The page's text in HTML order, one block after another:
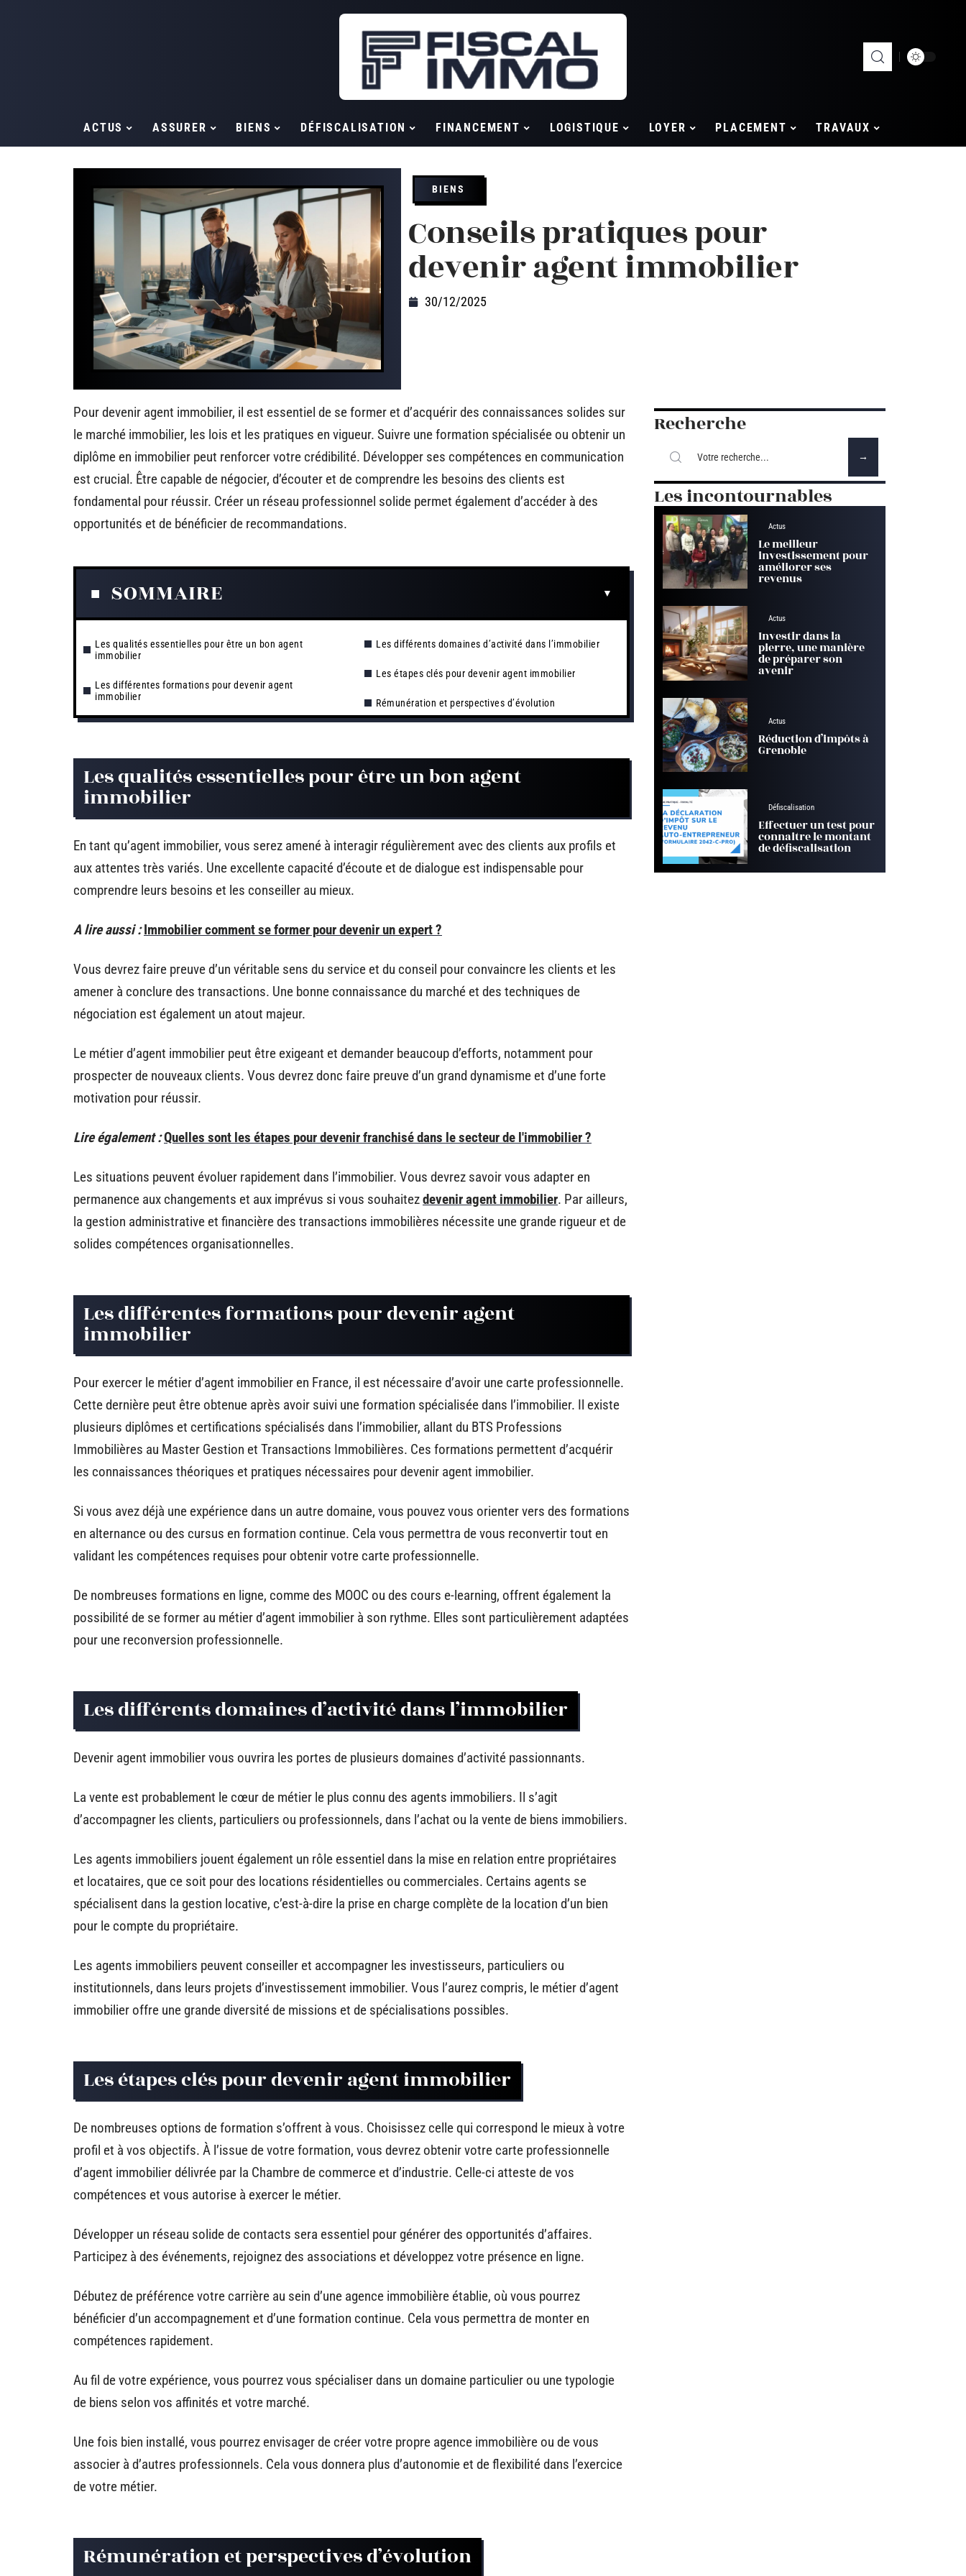
ACTUS ASSURER BIENS DÉFISCALISATION FINANCEMENT LOGISTIQUE LOYER PLACEMENT TRAVAUX
BIENS
Conseils pratiques pour
devenir agent immobilier
30/12/2025
Pour devenir agent immobilier, il est essentiel de se former et d’acquérir des connaissances solides sur
le marché immobilier, les lois et les pratiques en vigueur. Suivre une formation spécialisée ou obtenir un
diplôme en immobilier peut renforcer votre crédibilité. Développer ses compétences en communication
est crucial. Être capable de négocier, d’écouter et de comprendre les besoins des clients est
fondamental pour réussir. Créer un réseau professionnel solide permet également d’accéder à des
opportunités et de bénéficier de recommandations.
SOMMAIRE
Les qualités essentielles pour être un bon agent
immobilier
Les différentes formations pour devenir agent
immobilier
Les différents domaines d’activité dans l’immobilier
Les étapes clés pour devenir agent immobilier
Rémunération et perspectives d’évolution
Les qualités essentielles pour être un bon agent
immobilier
En tant qu’agent immobilier, vous serez amené à interagir régulièrement avec des clients aux profils et
aux attentes très variés. Une excellente capacité d’écoute et de dialogue est indispensable pour
comprendre leurs besoins et les conseiller au mieux.
A lire aussi : Immobilier comment se former pour devenir un expert ?
Vous devrez faire preuve d’un véritable sens du service et du conseil pour convaincre les clients et les
amener à conclure des transactions. Une bonne connaissance du marché et des techniques de
négociation est également un atout majeur.
Le métier d’agent immobilier peut être exigeant et demander beaucoup d’efforts, notamment pour
prospecter de nouveaux clients. Vous devrez donc faire preuve d’un grand dynamisme et d’une forte
motivation pour réussir.
Lire également :Quelles sont les étapes pour devenir franchisé dans le secteur de l'immobilier ?
Les situations peuvent évoluer rapidement dans l’immobilier. Vous devrez savoir vous adapter en
permanence aux changements et aux imprévus si vous souhaitezdevenir agent immobilier. Par ailleurs,
la gestion administrative et financière des transactions immobilières nécessite une grande rigueur et de
solides compétences organisationnelles.
Les différentes formations pour devenir agent
immobilier
Pour exercer le métier d’agent immobilier en France, il est nécessaire d’avoir une carte professionnelle.
Cette dernière peut être obtenue après avoir suivi une formation spécialisée dans l’immobilier. Il existe
plusieurs diplômes et certifications spécialisés dans l’immobilier, allant du BTS Professions
Immobilières au Master Gestion et Transactions Immobilières. Ces formations permettent d’acquérir
les connaissances théoriques et pratiques nécessaires pour devenir agent immobilier.
Si vous avez déjà une expérience dans un autre domaine, vous pouvez vous orienter vers des formations
en alternance ou des cursus en formation continue. Cela vous permettra de vous reconvertir tout en
validant les compétences requises pour obtenir votre carte professionnelle.
De nombreuses formations en ligne, comme des MOOC ou des cours e-learning, offrent également la
possibilité de se former au métier d’agent immobilier à son rythme. Elles sont particulièrement adaptées
pour une reconversion professionnelle.
Les différents domaines d’activité dans l’immobilier
Devenir agent immobilier vous ouvrira les portes de plusieurs domaines d’activité passionnants.
La vente est probablement le cœur de métier le plus connu des agents immobiliers. Il s’agit
d’accompagner les clients, particuliers ou professionnels, dans l’achat ou la vente de biens immobiliers.
Les agents immobiliers jouent également un rôle essentiel dans la mise en relation entre propriétaires
et locataires, que ce soit pour des locations résidentielles ou commerciales. Certains agents se
spécialisent dans la gestion locative, c’est-à-dire la prise en charge complète de la location d’un bien
pour le compte du propriétaire.
Les agents immobiliers peuvent conseiller et accompagner les investisseurs, particuliers ou
institutionnels, dans leurs projets d’investissement immobilier. Vous l’aurez compris, le métier d’agent
immobilier offre une grande diversité de missions et de spécialisations possibles.
Les étapes clés pour devenir agent immobilier
De nombreuses options de formation s’offrent à vous. Choisissez celle qui correspond le mieux à votre
profil et à vos objectifs. À l’issue de votre formation, vous devrez obtenir votre carte professionnelle
d’agent immobilier délivrée par la Chambre de commerce et d’industrie. Celle-ci atteste de vos
compétences et vous autorise à exercer le métier.
Développer un réseau solide de contacts sera essentiel pour générer des opportunités d’affaires.
Participez à des événements, rejoignez des associations et développez votre présence en ligne.
Débutez de préférence votre carrière au sein d’une agence immobilière établie, où vous pourrez
bénéficier d’un accompagnement et d’une formation continue. Cela vous permettra de monter en
compétences rapidement.
Au fil de votre expérience, vous pourrez vous spécialiser dans un domaine particulier ou une typologie
de biens selon vos affinités et votre marché.
Une fois bien installé, vous pourrez envisager de créer votre propre agence immobilière ou de vous
associer à d’autres professionnels. Cela vous donnera plus d’autonomie et de flexibilité dans l’exercice
de votre métier.
Rémunération et perspectives d’évolution
Recherche
Les incontournables
Actus
Le meilleur
investissement pour
améliorer ses
revenus
Actus
Investir dans la
pierre, une manière
de préparer son
avenir
Actus
Réduction d’impôts à
Grenoble
Défiscalisation
Effectuer un test pour
connaitre le montant
de défiscalisation